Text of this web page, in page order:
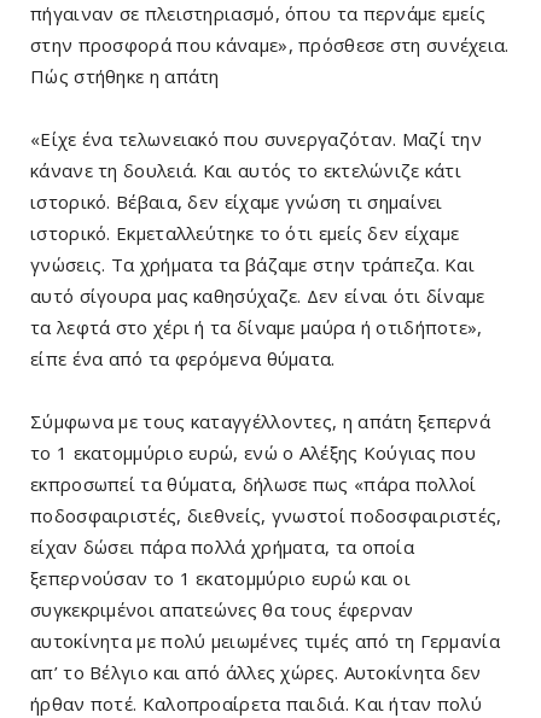
πήγαιναν σε πλειστηριασμό, όπου τα περνάμε εμείς
στην προσφορά που κάναμε», πρόσθεσε στη συνέχεια.
Πώς στήθηκε η απάτη
«Είχε ένα τελωνειακό που συνεργαζόταν. Μαζί την
κάνανε τη δουλειά. Και αυτός το εκτελώνιζε κάτι
ιστορικό. Βέβαια, δεν είχαμε γνώση τι σημαίνει
ιστορικό. Εκμεταλλεύτηκε το ότι εμείς δεν είχαμε
γνώσεις. Τα χρήματα τα βάζαμε στην τράπεζα. Και
αυτό σίγουρα μας καθησύχαζε. Δεν είναι ότι δίναμε
τα λεφτά στο χέρι ή τα δίναμε μαύρα ή οτιδήποτε»,
είπε ένα από τα φερόμενα θύματα.
Σύμφωνα με τους καταγγέλλοντες, η απάτη ξεπερνά
το 1 εκατομμύριο ευρώ, ενώ ο Αλέξης Κούγιας που
εκπροσωπεί τα θύματα, δήλωσε πως «πάρα πολλοί
ποδοσφαιριστές, διεθνείς, γνωστοί ποδοσφαιριστές,
είχαν δώσει πάρα πολλά χρήματα, τα οποία
ξεπερνούσαν το 1 εκατομμύριο ευρώ και οι
συγκεκριμένοι απατεώνες θα τους έφερναν
αυτοκίνητα με πολύ μειωμένες τιμές από τη Γερμανία
απ’ το Βέλγιο και από άλλες χώρες. Αυτοκίνητα δεν
ήρθαν ποτέ. Καλοπροαίρετα παιδιά. Και ήταν πολύ